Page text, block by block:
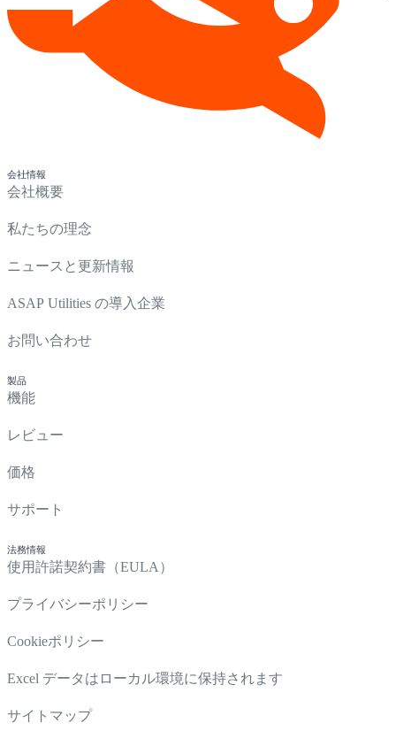
会社情報
会社概要
私たちの理念
ニュースと更新情報
ASAP Utilities の導入企業
お問い合わせ
製品
機能
レビュー
価格
サポート
法務情報
使用許諾契約書（EULA）
プライバシーポリシー
Cookieポリシー
Excel データはローカル環境に保持されます
サイトマップ